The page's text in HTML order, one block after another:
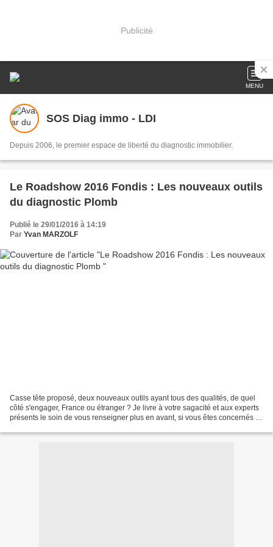
Publicité
MENU
SOS Diag immo - LDI
Depuis 2006, le premier espace de liberté du diagnostic immobilier.
Le Roadshow 2016 Fondis : Les nouveaux outils
du diagnostic Plomb
Publié le 29/01/2016 à 14:19
Par Yvan MARZOLF
Casse tête proposé, deux nouveaux outils ayant tous des qualités, de quel
côté s'engager, France ou étranger ? Je livre à votre sagacité et aux experts
présents le soin de vous renseigner plus en avant, si vous êtes concernés ....